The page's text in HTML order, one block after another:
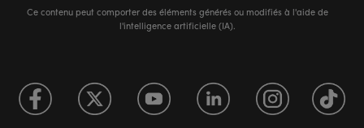
Ce contenu peut comporter des éléments générés ou modifiés à l'aide de
l'intelligence artificielle (IA).